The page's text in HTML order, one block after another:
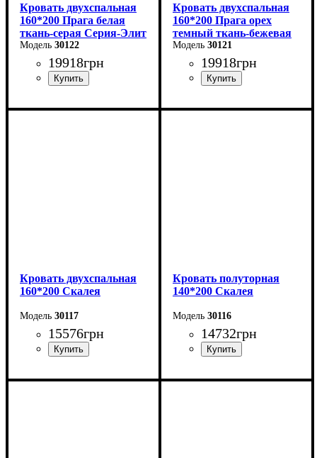
Кровать двухспальная
160*200 Прага белая
ткань-серая Серия-Элит
30122
19918грн
Ширина: 168 см
Кровать двухспальная
160*200 Прага орех
темный ткань-бежевая
Серия-Элит
30121
19918грн
Ширина: 168 см
Кровать двухспальная
160*200 Скалея
30117
15576грн
Ширина: 176 см
Кровать полуторная
140*200 Скалея
30116
14732грн
Ширина: 156 см